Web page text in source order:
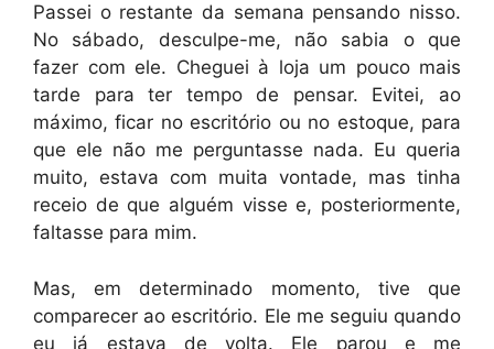
Passei o restante da semana pensando nisso.
No sábado, desculpe-me, não sabia o que
fazer com ele. Cheguei à loja um pouco mais
tarde para ter tempo de pensar. Evitei, ao
máximo, ficar no escritório ou no estoque, para
que ele não me perguntasse nada. Eu queria
muito, estava com muita vontade, mas tinha
receio de que alguém visse e, posteriormente,
faltasse para mim.
Mas, em determinado momento, tive que
comparecer ao escritório. Ele me seguiu quando
eu já estava de volta. Ele parou e me